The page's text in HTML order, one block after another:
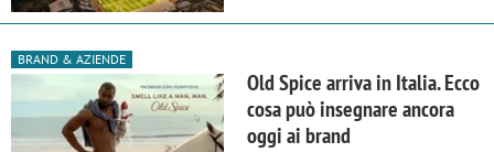
BRAND & AZIENDE
Old Spice arriva in Italia. Ecco
cosa può insegnare ancora
oggi ai brand